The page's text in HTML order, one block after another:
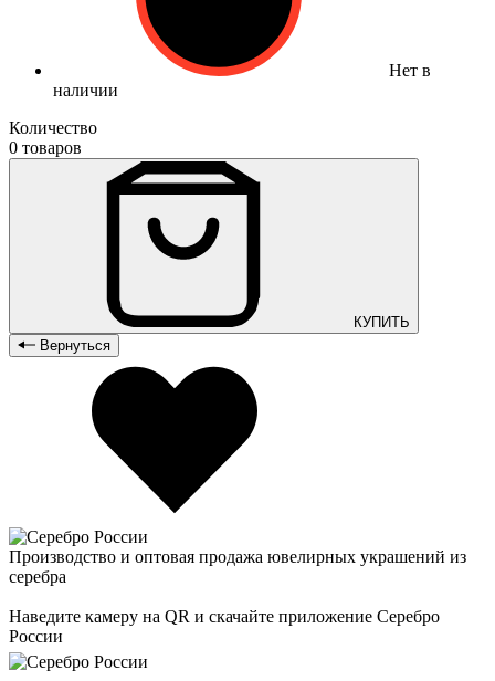
Нет в
наличии
Количество
0 товаров
КУПИТЬ
Вернуться
Производство и оптовая продажа ювелирных украшений из
серебра
Наведите камеру на QR и скачайте приложение Серебро
России